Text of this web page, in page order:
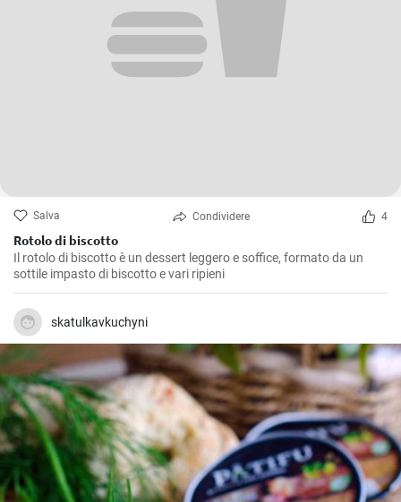
Salva Condividere 4
Rotolo di biscotto
Il rotolo di biscotto è un dessert leggero e soffice, formato da un
sottile impasto di biscotto e vari ripieni
skatulkavkuchyni